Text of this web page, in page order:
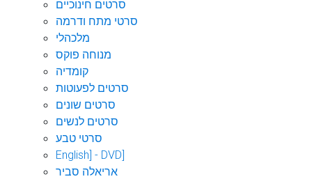
סרטים חינוכיים
סרטי מתח ודרמה
מלכהלי
מנוחה פוקס
קומדיה
סרטים לפעוטות
סרטים שונים
סרטים לנשים
סרטי טבע
English] - DVD]
אריאלה סביר